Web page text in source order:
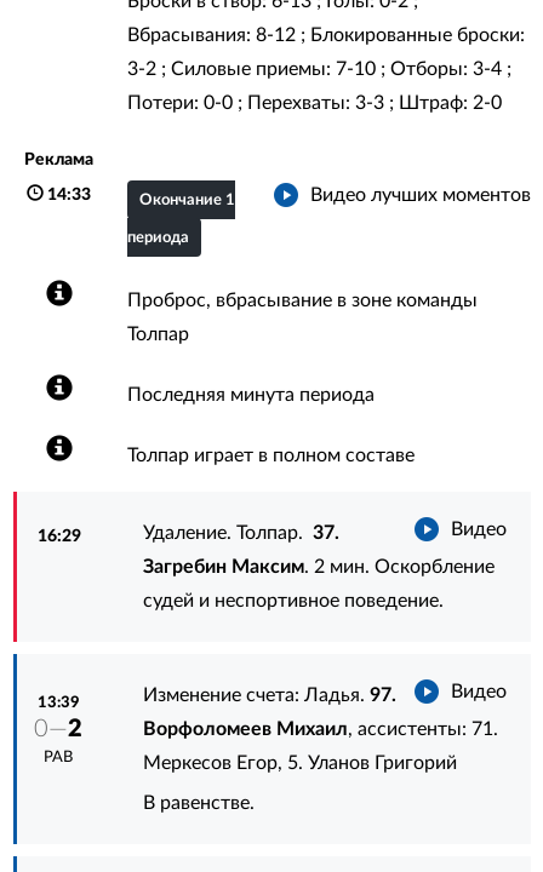
Вбрасывания: 8-12 ; Блокированные броски:
3-2 ; Силовые приемы: 7-10 ; Отборы: 3-4 ;
Потери: 0-0 ; Перехваты: 3-3 ; Штраф: 2-0
Реклама
14:33 Видео лучших моментов
Окончание 1
периода
Проброс, вбрасывание в зоне команды
Толпар
Последняя минута периода
Толпар играет в полном составе
16:29 Видео
Удаление. Толпар.37.
Загребин Максим. 2 мин. Оскорбление
судей и неспортивное поведение.
13:39
0—2
РАВ
Видео
Изменение счета: Ладья.97.
Ворфоломеев Михаил, ассистенты: 71.
Меркесов Егор, 5. Уланов Григорий
В равенстве.